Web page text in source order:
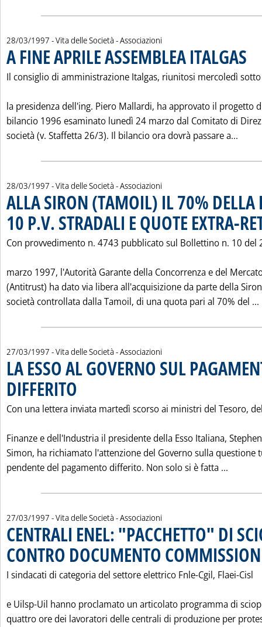
28/03/1997 - Vita delle Società - Associazioni
A FINE APRILE ASSEMBLEA ITALGAS
Il consiglio di amministrazione Italgas, riunitosi mercoledì sotto
la presidenza dell'ing. Piero Mallardi, ha approvato il progetto
bilancio 1996 esaminato lunedì 24 marzo dal Comitato di
società (v. Staffetta 26/3). Il bilancio ora dovrà passare a...
28/03/1997 - Vita delle Società - Associazioni
ALLA SIRON (TAMOIL) IL 70% DELLA
10 P.V. STRADALI E QUOTE EXTRA-
Con provvedimento n. 4743 pubblicato sul Bollettino n. 10 del
marzo 1997, l'Autorità Garante della Concorrenza e del
(Antitrust) ha dato via libera all'acquisizione da parte della
società controllata dalla Tamoil, di una quota pari al 70% del ...
27/03/1997 - Vita delle Società - Associazioni
LA ESSO AL GOVERNO SUL
DIFFERITO
Con una lettera inviata martedì scorso ai ministri del Tesoro,
Finanze e dell'Industria il presidente della Esso Italiana, Stephen
Simon, ha richiamato l'attenzione del Governo sulla questione
pendente del pagamento differito. Non solo si è fatta ...
27/03/1997 - Vita delle Società - Associazioni
CENTRALI ENEL: "PACCHETTO" DI
CONTRO DOCUMENTO
I sindacati di categoria del settore elettrico Fnle-Cgil, Flaei-Cisl
e Uilsp-Uil hanno proclamato un articolato programma di
quattro ore dei lavoratori delle centrali di produzione per